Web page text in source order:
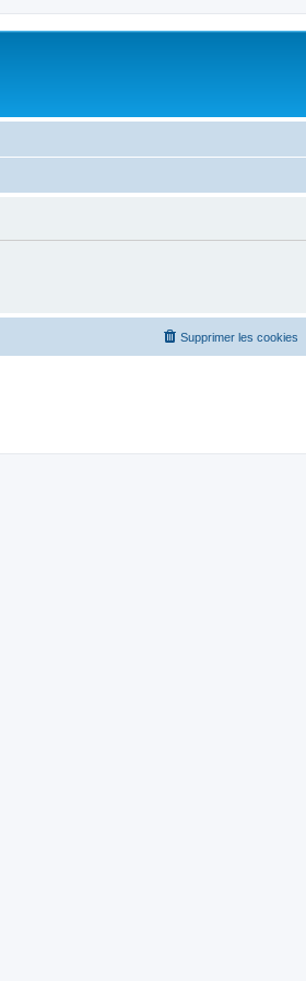
Supprimer les cookies